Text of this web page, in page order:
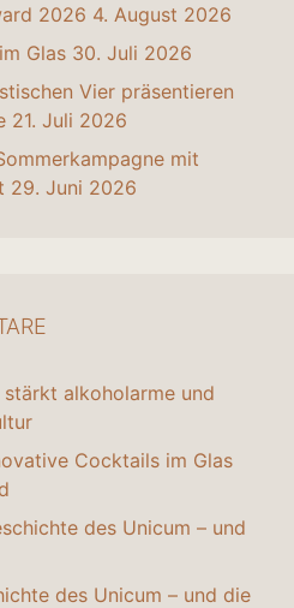
2026 4. August 2026
Glas 30. Juli 2026
Vier präsentieren
21. Juli 2026
mit
29. Juni 2026
stärkt alkoholarme und
Cocktails im Glas
des Unicum – und
des Unicum – und die